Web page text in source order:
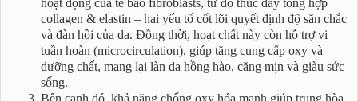
collagen & elastin – hai yếu tố cốt lõi quyết định độ săn chắc
và đàn hồi của da. Đồng thời, hoạt chất này còn hỗ trợ vi
tuần hoàn (microcirculation), giúp tăng cung cấp oxy và
dưỡng chất, mang lại làn da hồng hào, căng mịn và giàu sức
sống.